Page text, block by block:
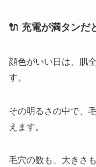
🔌 充電が満タンだ
顔色がいい日は、肌
す。
その明るさの中で、
えます。
毛穴の数も、大きさも